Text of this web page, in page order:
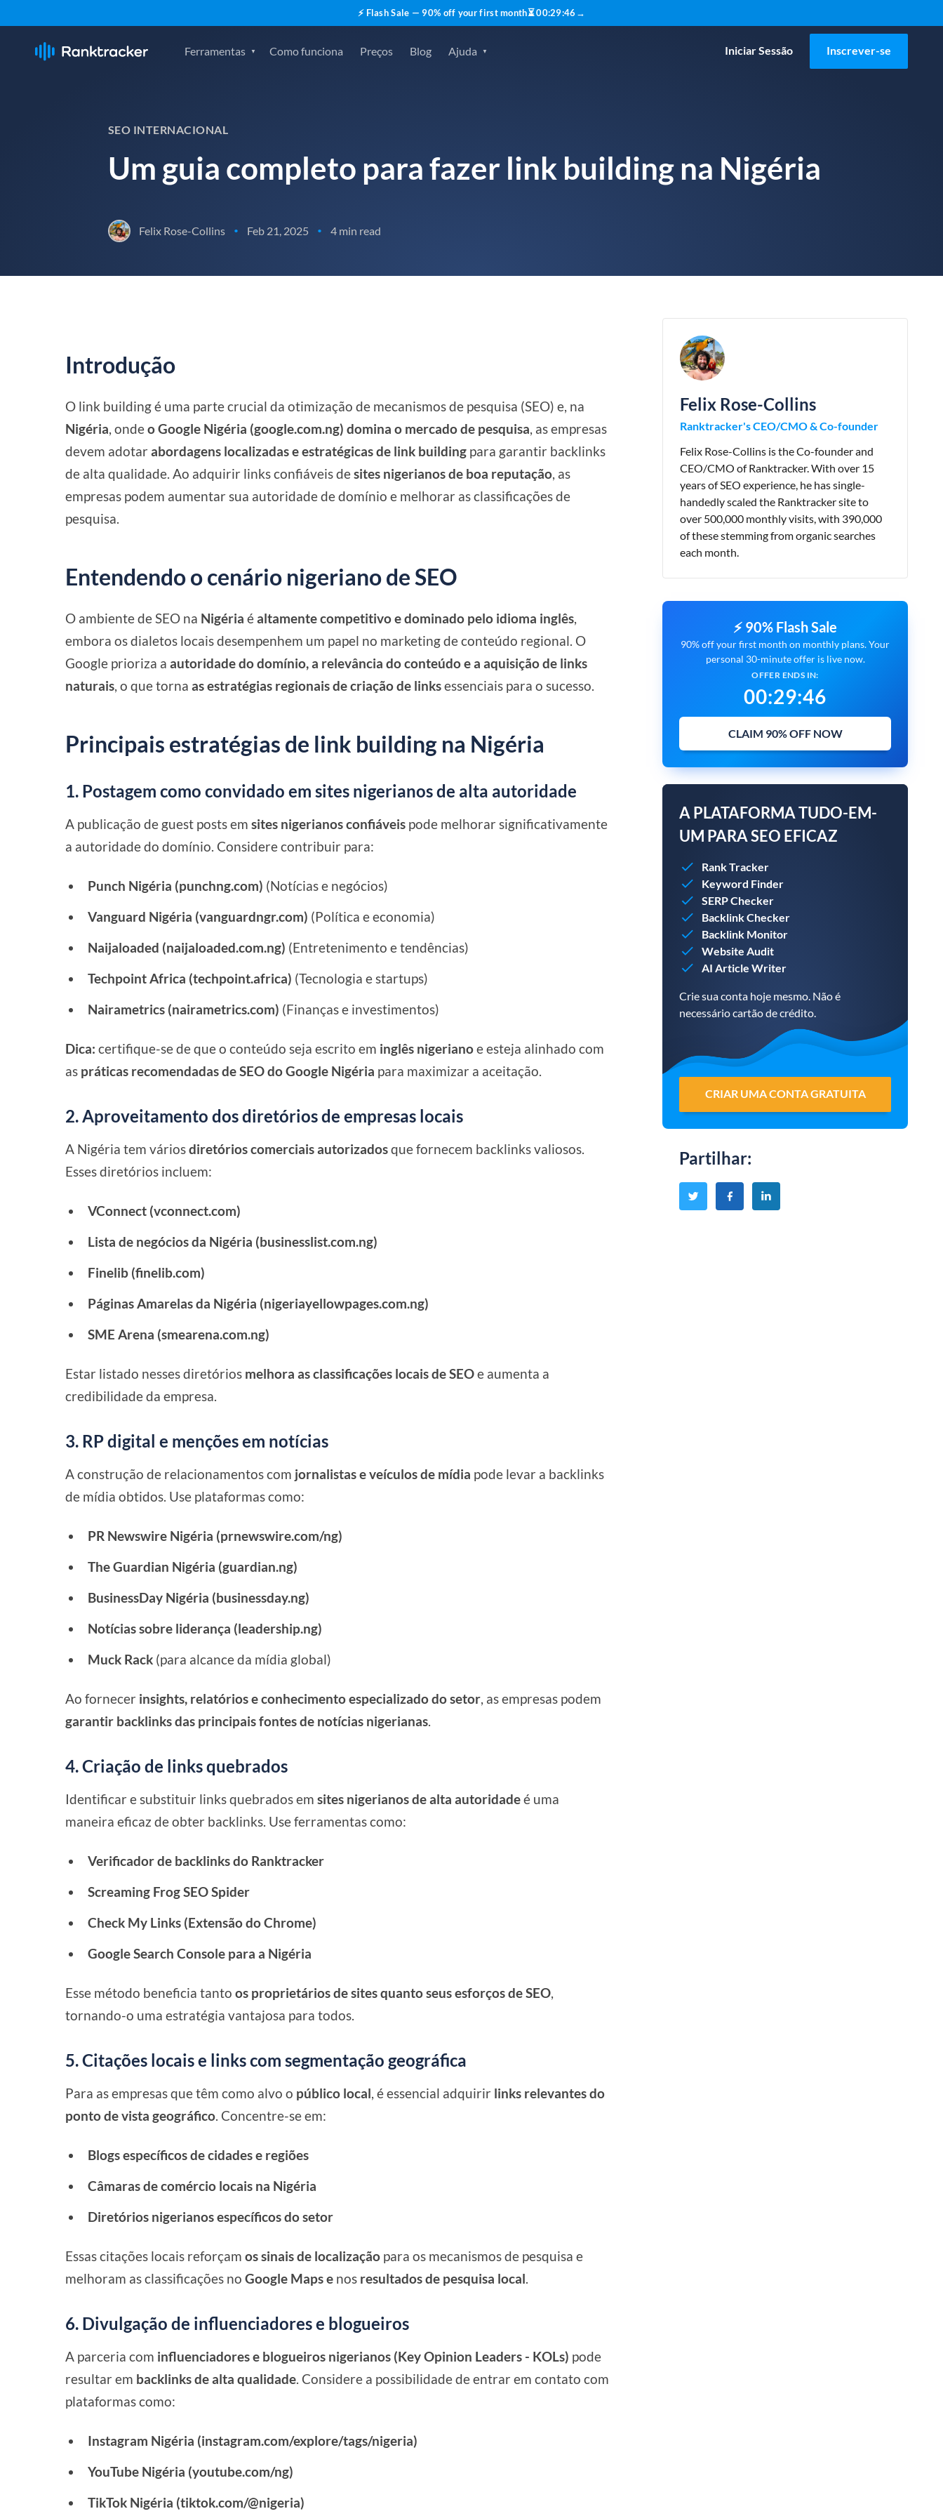
⚡ Flash Sale — 90% off your first month⏳00:29:45 →
Ferramentas Como funciona Preços Blog Ajuda Iniciar Sessão Inscrever-se
SEO INTERNACIONAL
Um guia completo para fazer link building na Nigéria
Felix Rose-Collins • Feb 21, 2025 • 4 min read
Introdução
O link building é uma parte crucial da otimização de mecanismos de pesquisa (SEO) e, na
Nigéria, ondeo Google Nigéria (google.com.ng) domina o mercado de pesquisa, as empresas
devem adotarabordagens localizadas e estratégicas de link building para garantir backlinks
de alta qualidade. Ao adquirir links confiáveis desites nigerianos de boa reputação, as
empresas podem aumentar sua autoridade de domínio e melhorar as classificações de
pesquisa.
Entendendo o cenário nigeriano de SEO
O ambiente de SEO na Nigéria éaltamente competitivo e dominado pelo idioma inglês,
embora os dialetos locais desempenhem um papel no marketing de conteúdo regional. O
Google prioriza aautoridade do domínio, a relevância do conteúdo e a aquisição de links
naturais, o que tornaas estratégias regionais de criação de linksessenciais para o sucesso.
Principais estratégias de link building na Nigéria
1. Postagem como convidado em sites nigerianos de alta autoridade
A publicação de guest posts emsites nigerianos confiáveis pode melhorar significativamente
a autoridade do domínio. Considere contribuir para:
Punch Nigéria (punchng.com) (Notícias e negócios)
Vanguard Nigéria (vanguardngr.com) (Política e economia)
Naijaloaded (naijaloaded.com.ng) (Entretenimento e tendências)
Techpoint Africa (techpoint.africa) (Tecnologia e startups)
Nairametrics (nairametrics.com) (Finanças e investimentos)
Dica: certifique-se de que o conteúdo seja escrito em inglês nigerianoe esteja alinhado com
as práticas recomendadas de SEO do Google Nigéria para maximizar a aceitação.
2. Aproveitamento dos diretórios de empresas locais
A Nigéria tem váriosdiretórios comerciais autorizadosque fornecem backlinks valiosos.
Esses diretórios incluem:
VConnect (vconnect.com)
Lista de negócios da Nigéria (businesslist.com.ng)
Finelib (finelib.com)
Páginas Amarelas da Nigéria (nigeriayellowpages.com.ng)
SME Arena (smearena.com.ng)
Estar listado nesses diretórios melhora as classificações locais de SEOe aumenta a
credibilidade da empresa.
3. RP digital e menções em notícias
A construção de relacionamentos com jornalistas e veículos de mídia pode levar a backlinks
de mídia obtidos. Use plataformas como:
PR Newswire Nigéria (prnewswire.com/ng)
The Guardian Nigéria (guardian.ng)
BusinessDay Nigéria (businessday.ng)
Notícias sobre liderança (leadership.ng)
Muck Rack (para alcance da mídia global)
Ao fornecer insights, relatórios e conhecimento especializado do setor, as empresas podem
garantir backlinks das principais fontes de notícias nigerianas.
4. Criação de links quebrados
Identificar e substituir links quebrados emsites nigerianos de alta autoridadeé uma
maneira eficaz de obter backlinks. Use ferramentas como:
Verificador de backlinks do Ranktracker
Screaming Frog SEO Spider
Check My Links (Extensão do Chrome)
Google Search Console para a Nigéria
Esse método beneficia tantoos proprietários de sites quanto seus esforços de SEO,
tornando-o uma estratégia vantajosa para todos.
5. Citações locais e links com segmentação geográfica
Para as empresas que têm como alvo o público local, é essencial adquirir links relevantes do
ponto de vista geográfico. Concentre-se em:
Blogs específicos de cidades e regiões
Câmaras de comércio locais na Nigéria
Diretórios nigerianos específicos do setor
Essas citações locais reforçamos sinais de localização para os mecanismos de pesquisa e
melhoram as classificações noGoogle Maps e nos resultados de pesquisa local.
6. Divulgação de influenciadores e blogueiros
A parceria com influenciadores e blogueiros nigerianos (Key Opinion Leaders - KOLs) pode
resultar em backlinks de alta qualidade. Considere a possibilidade de entrar em contato com
plataformas como:
Instagram Nigéria (instagram.com/explore/tags/nigeria)
YouTube Nigéria (youtube.com/ng)
TikTok Nigéria (tiktok.com/@nigeria)
Felix Rose-Collins
Ranktracker's CEO/CMO & Co-founder
Felix Rose-Collins is the Co-founder and
CEO/CMO of Ranktracker. With over 15
years of SEO experience, he has single-
handedly scaled the Ranktracker site to
over 500,000 monthly visits, with 390,000
of these stemming from organic searches
each month.
⚡ 90% Flash Sale
90% off your first month on monthly plans. Your
personal 30-minute offer is live now.
OFFER ENDS IN:
00:29:45
CLAIM 90% OFF NOW
A PLATAFORMA TUDO-EM-
UM PARA SEO EFICAZ
Rank Tracker
Keyword Finder
SERP Checker
Backlink Checker
Backlink Monitor
Website Audit
AI Article Writer
Crie sua conta hoje mesmo. Não é
necessário cartão de crédito.
CRIAR UMA CONTA GRATUITA
Partilhar: